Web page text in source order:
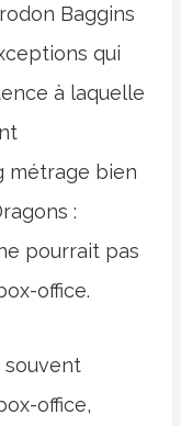
Baggins
qui
à laquelle
métrage bien
:
pourrait pas
office.
souvent
office,